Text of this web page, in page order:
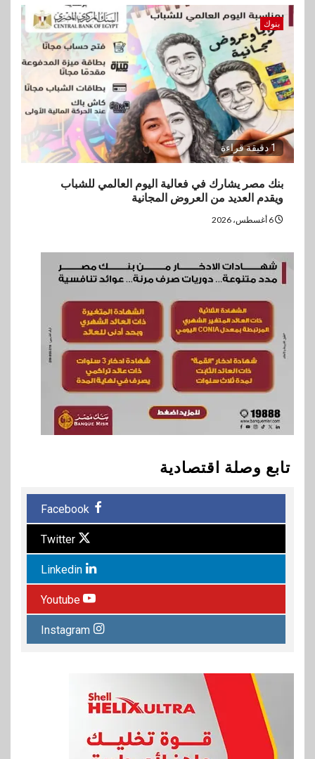
بنوك
1 دقيقة قراءة
بنك مصر يشارك في فعالية اليوم العالمي للشباب
ويقدم العديد من العروض المجانية
تابع وصلة اقتصادية
Facebook
Twitter
Linkedin
Youtube
Instagram